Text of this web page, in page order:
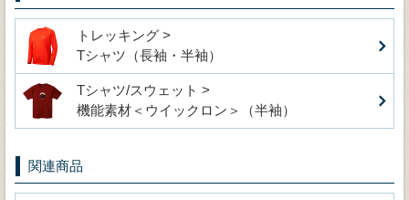
トレッキング >
Tシャツ（長袖・半袖）
Tシャツ/スウェット >
機能素材＜ウイックロン＞（半袖）
関連商品